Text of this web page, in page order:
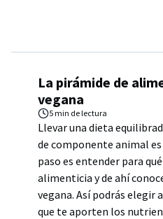
La pirámide de
vegana
5 min de lectura
Llevar una dieta
de componente animal
paso es entender para
alimenticia y de ahí
vegana. Así podrás elegir
que te aporten los